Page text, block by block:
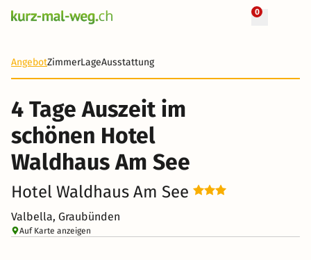
0+ 237 Fotos
AngebotZimmerLageAusstattung
4 Tage Auszeit im
schönen Hotel
Waldhaus Am See
Hotel Waldhaus Am See
Valbella, Graubünden
Auf Karte anzeigen